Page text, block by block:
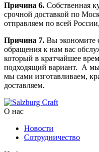
Причина 6. Собственная
срочной доставкой по
отправляем по всей
Причина 7. Вы экономите
обращения к нам вас
который в кратчайшее
подходящий вариант. А
мы сами изготавливаем,
доставляем.
О нас
Новости
Сотрудничество